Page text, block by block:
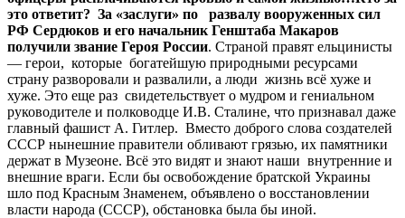
это ответит? За «заслуги» по развалу вооруженных сил
РФ Сердюков и его начальник Генштаба Макаров
получили звание Героя России. Страной правят ельцинисты
— герои, которые богатейшую природными ресурсами
страну разворовали и развалили, а люди жизнь всё хуже и
хуже. Это еще раз свидетельствует о мудром и гениальном
руководителе и полководце И.В. Сталине, что признавал даже
главный фашист А. Гитлер. Вместо доброго слова создателей
СССР нынешние правители обливают грязью, их памятники
держат в Музеоне. Всё это видят и знают наши внутренние и
внешние враги. Если бы освобождение братской Украины
шло под Красным Знаменем, объявлено о восстановлении
власти народа (СССР), обстановка была бы иной.